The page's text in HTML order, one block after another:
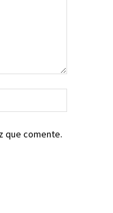
web:
que comente.